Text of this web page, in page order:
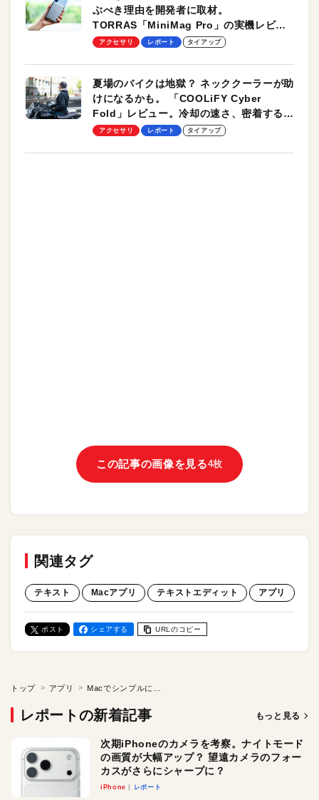
ぶべき理由を開発者に取材。
TORRAS「MiniMag Pro」の実機レビュ
ーも
アクセサリ レポート タイアップ
夏場のバイクは地獄？ ネッククーラーが助
けになるかも。 「COOLiFY Cyber
Fold」レビュー。冷却の速さ、密着する冷
却プレート、シンプルな操作性がグッド！
アクセサリ レポート タイアップ
この記事の画像を見る4枚
関連タグ
テキスト Macアプリ テキストエディット アプリ
ポスト シェアする URLのコピー
トップ アプリ Macでシンプルに書くことへ集中！ 便利機能も揃えた純テキストエディタ「Plain Text Editor」
レポートの新着記事 もっと見る
次期iPhoneのカメラを考察。ナイトモード
の画質が大幅アップ？ 望遠カメラのフォー
カスがさらにシャープに？
iPhone レポート